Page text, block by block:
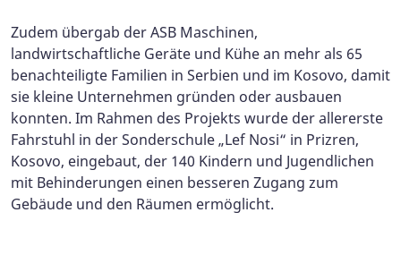
Zudem übergab der ASB Maschinen,
landwirtschaftliche Geräte und Kühe an mehr als 65
benachteiligte Familien in Serbien und im Kosovo, damit
sie kleine Unternehmen gründen oder ausbauen
konnten. Im Rahmen des Projekts wurde der allererste
Fahrstuhl in der Sonderschule „Lef Nosi“ in Prizren,
Kosovo, eingebaut, der 140 Kindern und Jugendlichen
mit Behinderungen einen besseren Zugang zum
Gebäude und den Räumen ermöglicht.